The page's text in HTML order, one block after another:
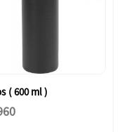
( 600 ml )